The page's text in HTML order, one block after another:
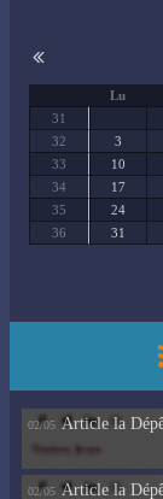
Lu
31
32
3
33
10
34
17
35
24
36
31
02/05 Article la
02/05 Article la